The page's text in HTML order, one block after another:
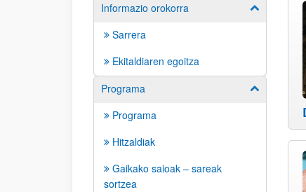
Informazio orokorra Unterseiten
Sarrera
Ekitaldiaren egoitza
Programa
Unterseiten
Programa
Hitzaldiak
Gaikako saioak – sareak
sortzea